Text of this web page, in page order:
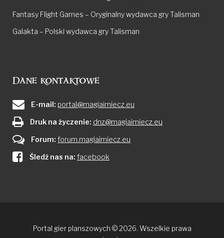
Fantasy Flight Games – Oryginalny wydawca gry Talisman
Galakta – Polski wydawca gry Talisman
Dane kontaktowe
E-mail: portal@magiaimiecz.eu
Druk na życzenie: dnz@magiaimiecz.eu
Forum: forum.magiaimiecz.eu
Śledź nas na: facebook
Portal gier planszowych © 2026. Wszelkie prawa